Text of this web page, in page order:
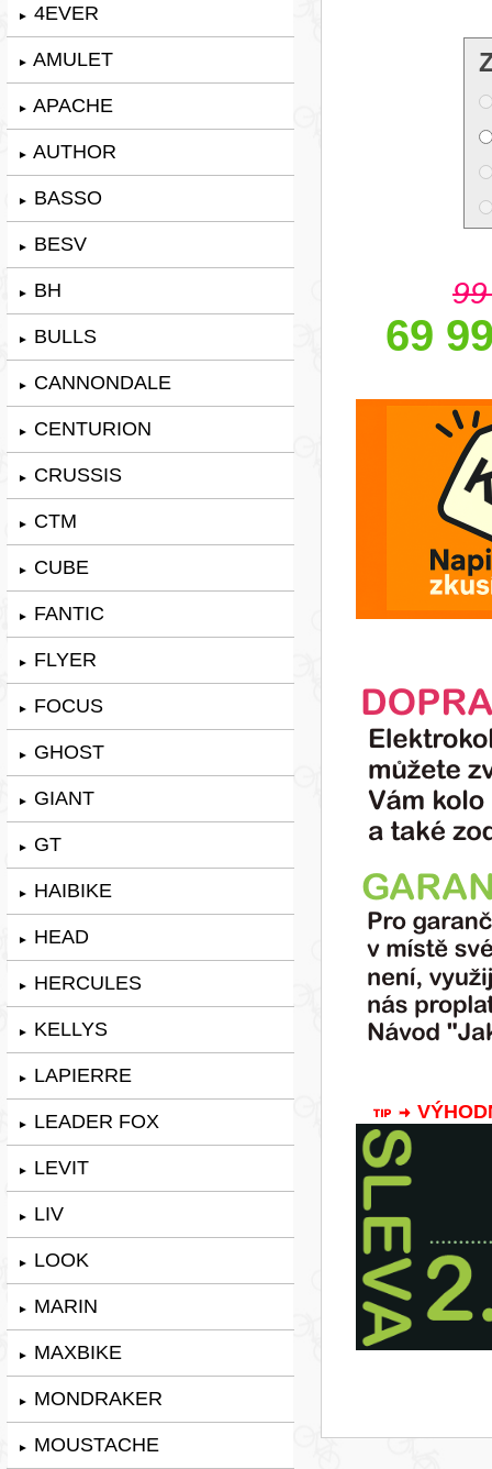
► 4EVER
► AMULET
► APACHE
► AUTHOR
► BASSO
► BESV
► BH
► BULLS
► CANNONDALE
► CENTURION
► CRUSSIS
► CTM
► CUBE
► FANTIC
► FLYER
► FOCUS
► GHOST
► GIANT
► GT
► HAIBIKE
► HEAD
► HERCULES
► KELLYS
► LAPIERRE
► LEADER FOX
► LEVIT
► LIV
► LOOK
► MARIN
► MAXBIKE
► MONDRAKER
► MOUSTACHE
69